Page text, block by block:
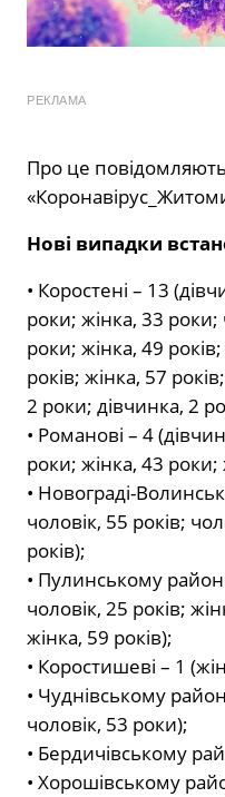
РЕКЛАМА
Про це
Нові випадки
• Коростені – 13
роки; жінка, 33 роки;
роки; жінка, 49
років; жінка, 57
2 роки; дівчинка, 2
• Романові – 4
роки; жінка, 43 роки;
• Новограді-
чоловік, 55 років;
років);
• Пулинському
чоловік, 25 років;
жінка, 59 років);
• Коростишеві – 1
• Чуднівському
чоловік, 53 роки);
• Бердичівському
• Хорошівському